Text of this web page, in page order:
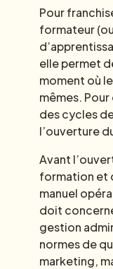
Pour
formateur
elle permet
moment où
mêmes.
des cycles
l’ouverture
Avant
formation et
manuel
doit
gestion
normes de
marketing,